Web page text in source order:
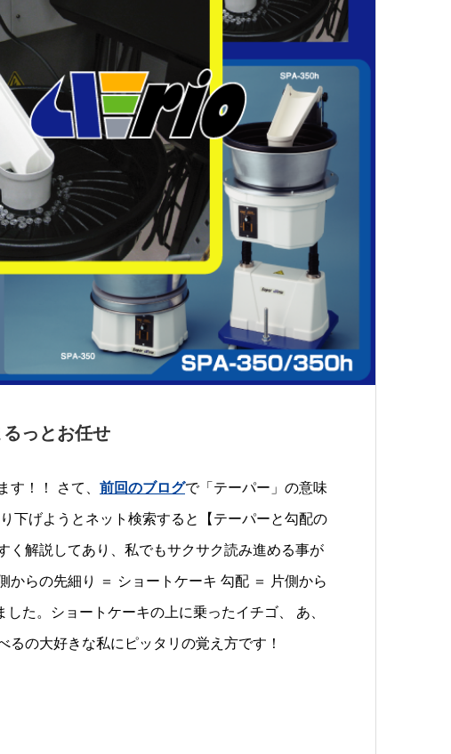
っとお任せ
す！！ さて、 前回のブログで「テーパー」の意味
下げようとネット検索すると【テーパーと勾配の
く解説してあり、私でもサクサク読み進める事が
らの先細り ＝ ショートケーキ 勾配 ＝ 片側から
た。ショートケーキの上に乗ったイチゴ、 あ、
の大好きな私にピッタリの覚え方です！